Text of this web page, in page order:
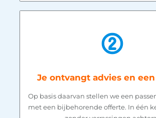
Je ontvangt advies en
Op basis daarvan stellen we een
met een bijbehorende offerte. In één